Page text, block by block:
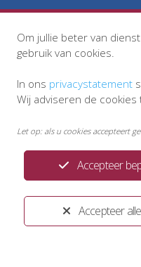
Privacystatement
Accepteer
Accepteer
Om jullie beter van
gebruik van cookies.
In ons privacystatement
Wij adviseren de
Let op: als u cookies accepteert